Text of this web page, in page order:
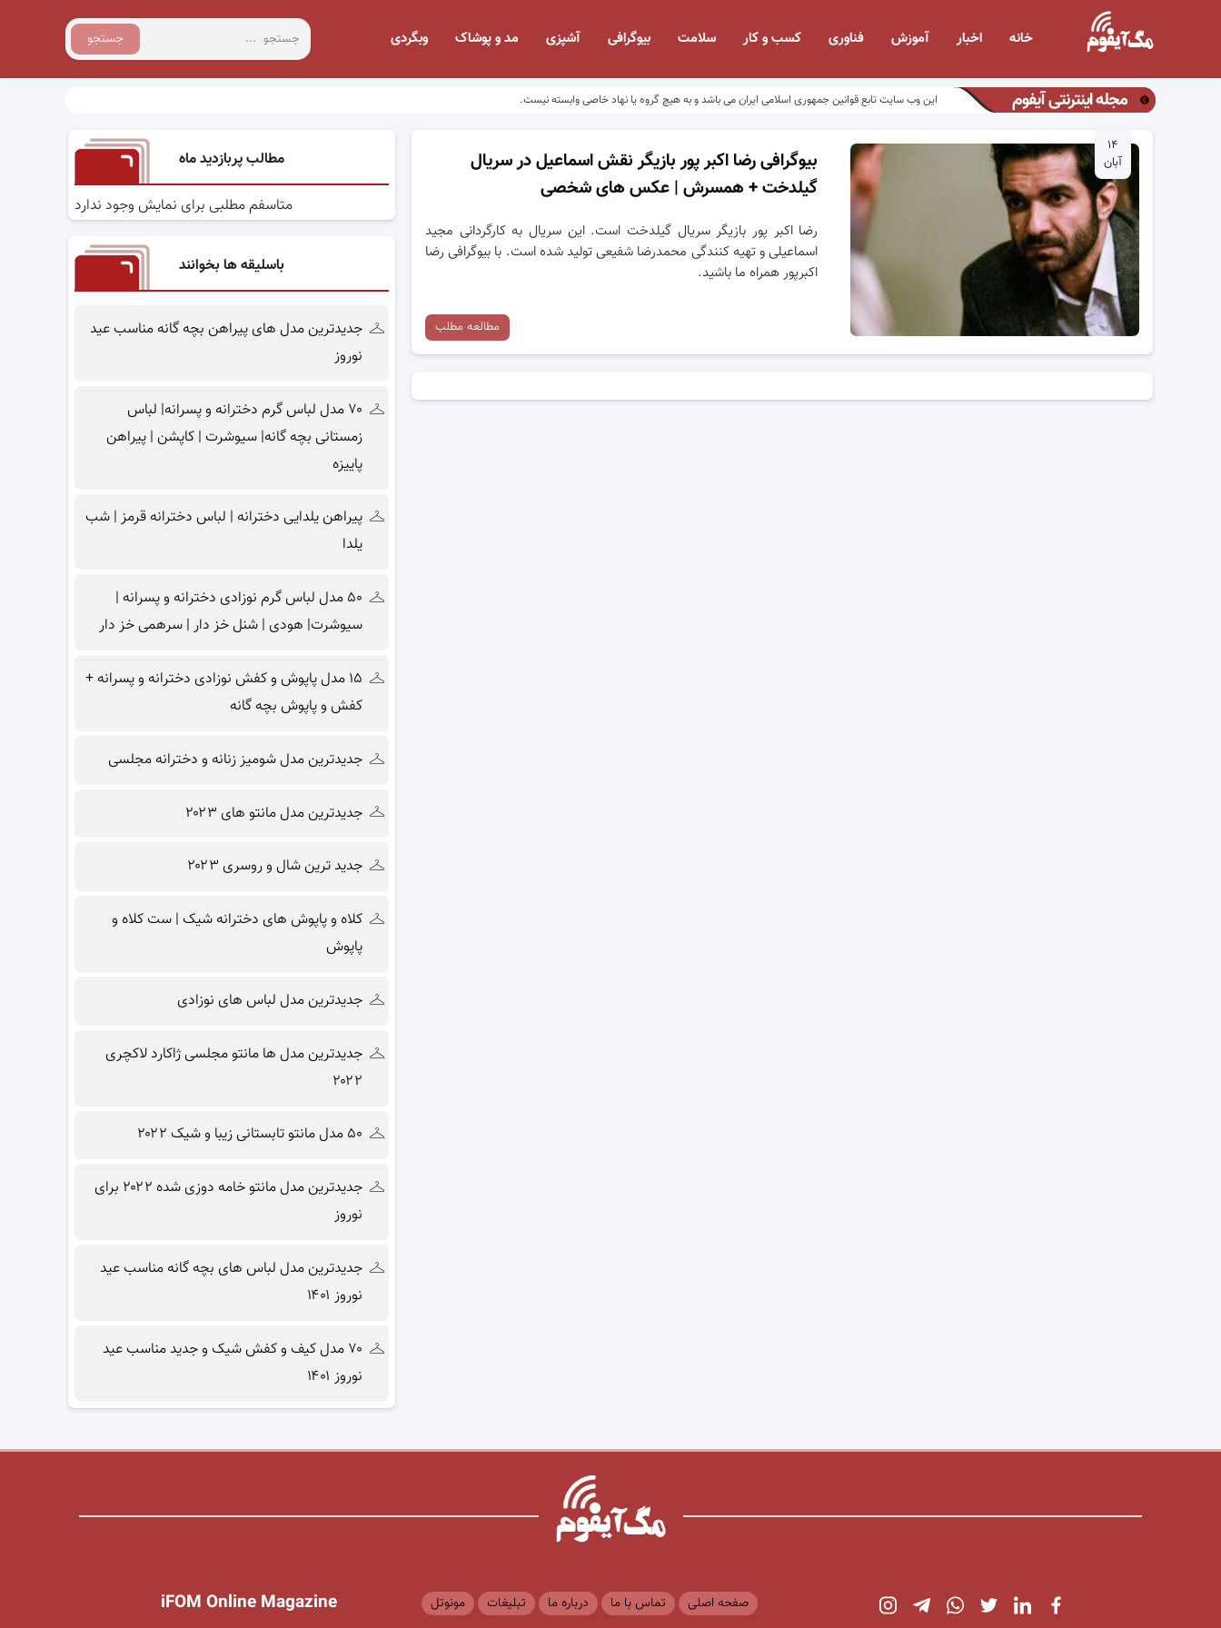
جستجو خانه اخبار آموزش فناوری کسب و کار سلامت بیوگرافی آشپزی مد و پوشاک وبگردی
مجله اینترنتی آیفوم این وب سایت تابع قوانین جمهوری اسلامی ایران می باشد و به هیچ گروه یا نهاد خاصی وابسته نیست.
۱۴
آبان
بیوگرافی رضا اکبر پور بازیگر نقش اسماعیل در سریال
گیلدخت + همسرش | عکس های شخصی
رضا اکبر پور بازیگر سریال گیلدخت است. این سریال به کارگردانی مجید
اسماعیلی و تهیه‌ کنندگی محمدرضا شفیعی تولید شده است. با بیوگرافی رضا
اکبرپور همراه ما باشید.
مطالعه مطلب
مطالب پربازدید ماه
متاسفم مطلبی برای نمایش وجود ندارد
باسلیقه ها بخوانند
جدیدترین مدل های پیراهن بچه گانه مناسب عید
نوروز
۷۰ مدل لباس گرم دخترانه و پسرانه| لباس
زمستانی بچه گانه| سیوشرت | کاپشن | پیراهن
پاییزه
پیراهن یلدایی دخترانه | لباس دخترانه قرمز | شب
یلدا
۵۰ مدل لباس گرم نوزادی دخترانه و پسرانه |
سیوشرت| هودی | شنل خز دار | سرهمی خز دار
۱۵ مدل پاپوش و کفش نوزادی دخترانه و پسرانه +
کفش و پاپوش بچه گانه
جدیدترین مدل شومیز زنانه و دخترانه مجلسی
جدیدترین مدل مانتو های ۲۰۲۳
جدید ترین شال و روسری ۲۰۲۳
کلاه و پاپوش های دخترانه شیک | ست کلاه و
پاپوش
جدیدترین مدل لباس های نوزادی
جدیدترین مدل ها مانتو مجلسی ژاکارد لاکچری
۲۰۲۲
۵۰ مدل مانتو تابستانی زیبا و شیک ۲۰۲۲
جدیدترین مدل مانتو خامه دوزی شده ۲۰۲۲ برای
نوروز
جدیدترین مدل لباس های بچه گانه مناسب عید
نوروز ۱۴۰۱
۷۰ مدل کیف و کفش شیک و جدید مناسب عید
نوروز ۱۴۰۱
iFOM Online Magazine صفحه اصلی تماس با ما درباره ما تبلیغات مونوتل